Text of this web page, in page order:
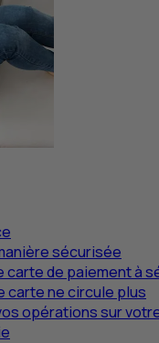
sécurisée
carte de paiement à
carte ne circule plus
opérations sur